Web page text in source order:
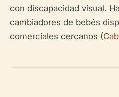
con discapacidad visual.
cambiadores de bebés
comerciales cercanos (